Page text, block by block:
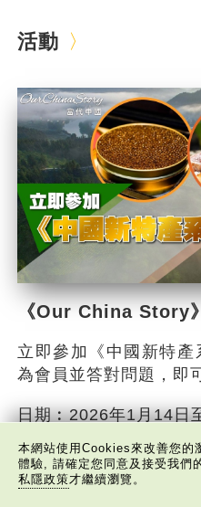
活動
《Our China Story
立即參加《中國新特
為會員並答對問題，即
日期︰2026年1月14日
活動詳情
本網站使用Cookies來改善您的
體驗, 請確定您同意及接受我們
私隱政策才繼續瀏覽。